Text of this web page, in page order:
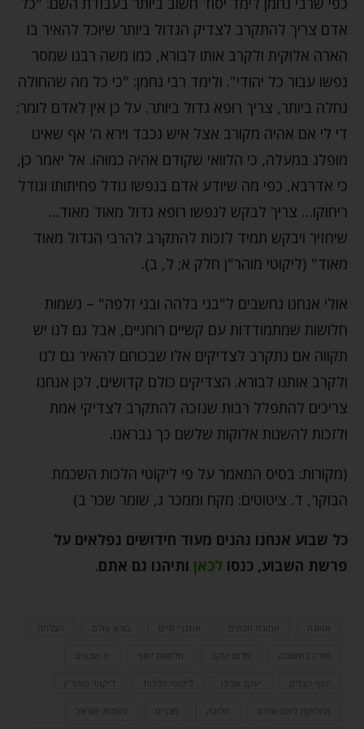
אדם צריך להתקרב לצדיק הגדול ביותר שיוכל להאיר בו
הארה אלוקית ולקרב אותו לבורא, כמו משה רבנו שמסר
נפשו עבור כל יהודי". ולימד רבי נחמן: "כי כל מה שהחולה
נחלה ביותר, צריך רופא גדול ביותר. על כן אין לאדם לומר:
די לי אם אהיה מקורב אצל איש נכבד וירא ה' אף שאינו
מופלג במעלה, כי הלוואי שקודם אהיה כמוהו. אל יאמר כן,
כי אדרבא, כפי מה שיודע אדם בנפשו גודל פחיתותו וגודל
ריחוקו… צריך לבקש לנפשו רופא גדול מאוד מאוד…
שיחזיר ויבקש תמיד לזכות להתקרב להרבי הגדול מאוד
מאוד" (ליקוטי מוהר"ן חלק א; ל, ב).
אולי אנחנו נחשבים ל"בני בלהה ובני זלפה" – נשמות
חלושות שמתמודדות עם קשיים רוחניים, אבל גם לנו יש
תקווה אם נתקרב לצדיקים אלו שבכוחם להאיר גם לנו
ולקרב אותנו לבורא. הצדיקים כולם קדושים, לכן אנחנו
צריכים להתפלל רבות שנזכה להתקרב לצדיקי אמת
ולזכות להשגות אלוקות שלשם כך נבראנו.
(מקורות: בסיס המאמר על פי ליקוטי הלכות השכמת
הבוקר, ד. ציטוטים: מקח וממכר ג, שומר שכר ב)
כל שבוע אנחנו נהנים מעוד חידושים נפלאים על
פרשת השבוע, כנסו לכאן ותיהנו גם אתם.
אמונה אמונת חכמים אתגרי חיים בורא עולם הצלחה
חזרה בתשובה חלום יעקב חלומות יוסף יב שבטים
יוסף הצדיק ליקוטי הלכות ליקוטי מוהר"ן
מחלוקת לשם שמים מלוכה מצרים נשמות ישראל